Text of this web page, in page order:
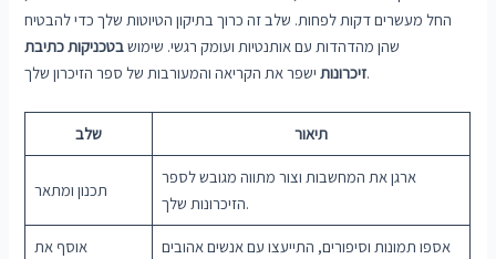
החל מעשרים דקות לפחות. שלב זה כרוך בתיקון הטיוטות שלך כדי להבטיח
שהן מהדהדות עם אותנטיות ועומק רגשי. שימושבטכניקות כתיבת
זיכרונותישפר את הקריאה והמעורבות של ספר הזיכרון שלך.
שלב תיאור
תכנון ומתאר
ארגן את המחשבות וצור מתווה מגובש לספר
הזיכרונות שלך.
אוסף את
אספו תמונות וסיפורים, התייעצו עם אנשים אהובים